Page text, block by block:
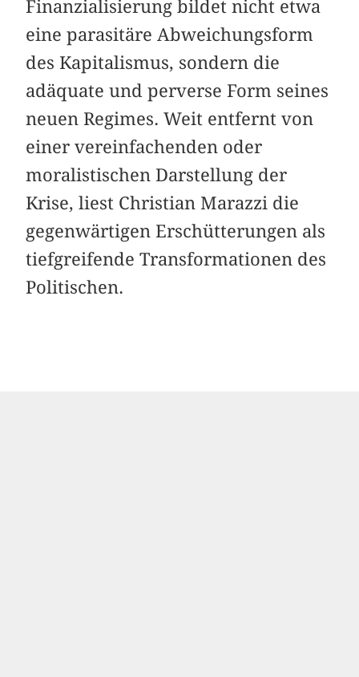
Finanzialisierung bildet nicht etwa
eine parasitäre Abweichungsform
des Kapitalismus, sondern die
adäquate und perverse Form seines
neuen Regimes. Weit entfernt von
einer vereinfachenden oder
moralistischen Darstellung der
Krise, liest Christian Marazzi die
gegenwärtigen Erschütterungen als
tiefgreifende Transformationen des
Politischen.